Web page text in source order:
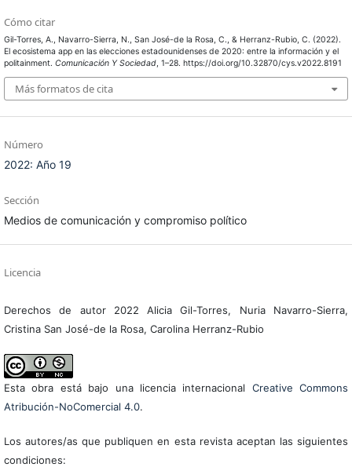
Cómo citar
Gil-Torres, A., Navarro-Sierra, N., San José-de la Rosa, C., & Herranz-Rubio, C. (2022).
El ecosistema app en las elecciones estadounidenses de 2020: entre la información y el
politainment. Comunicación Y Sociedad, 1–28. https://doi.org/10.32870/cys.v2022.8191
Más formatos de cita
Número
2022: Año 19
Sección
Medios de comunicación y compromiso político
Licencia
Derechos de autor 2022 Alicia Gil-Torres, Nuria Navarro-Sierra,
Cristina San José-de la Rosa, Carolina Herranz-Rubio
Esta obra está bajo una licencia internacional Creative Commons
Atribución-NoComercial 4.0.
Los autores/as que publiquen en esta revista aceptan las siguientes
condiciones: